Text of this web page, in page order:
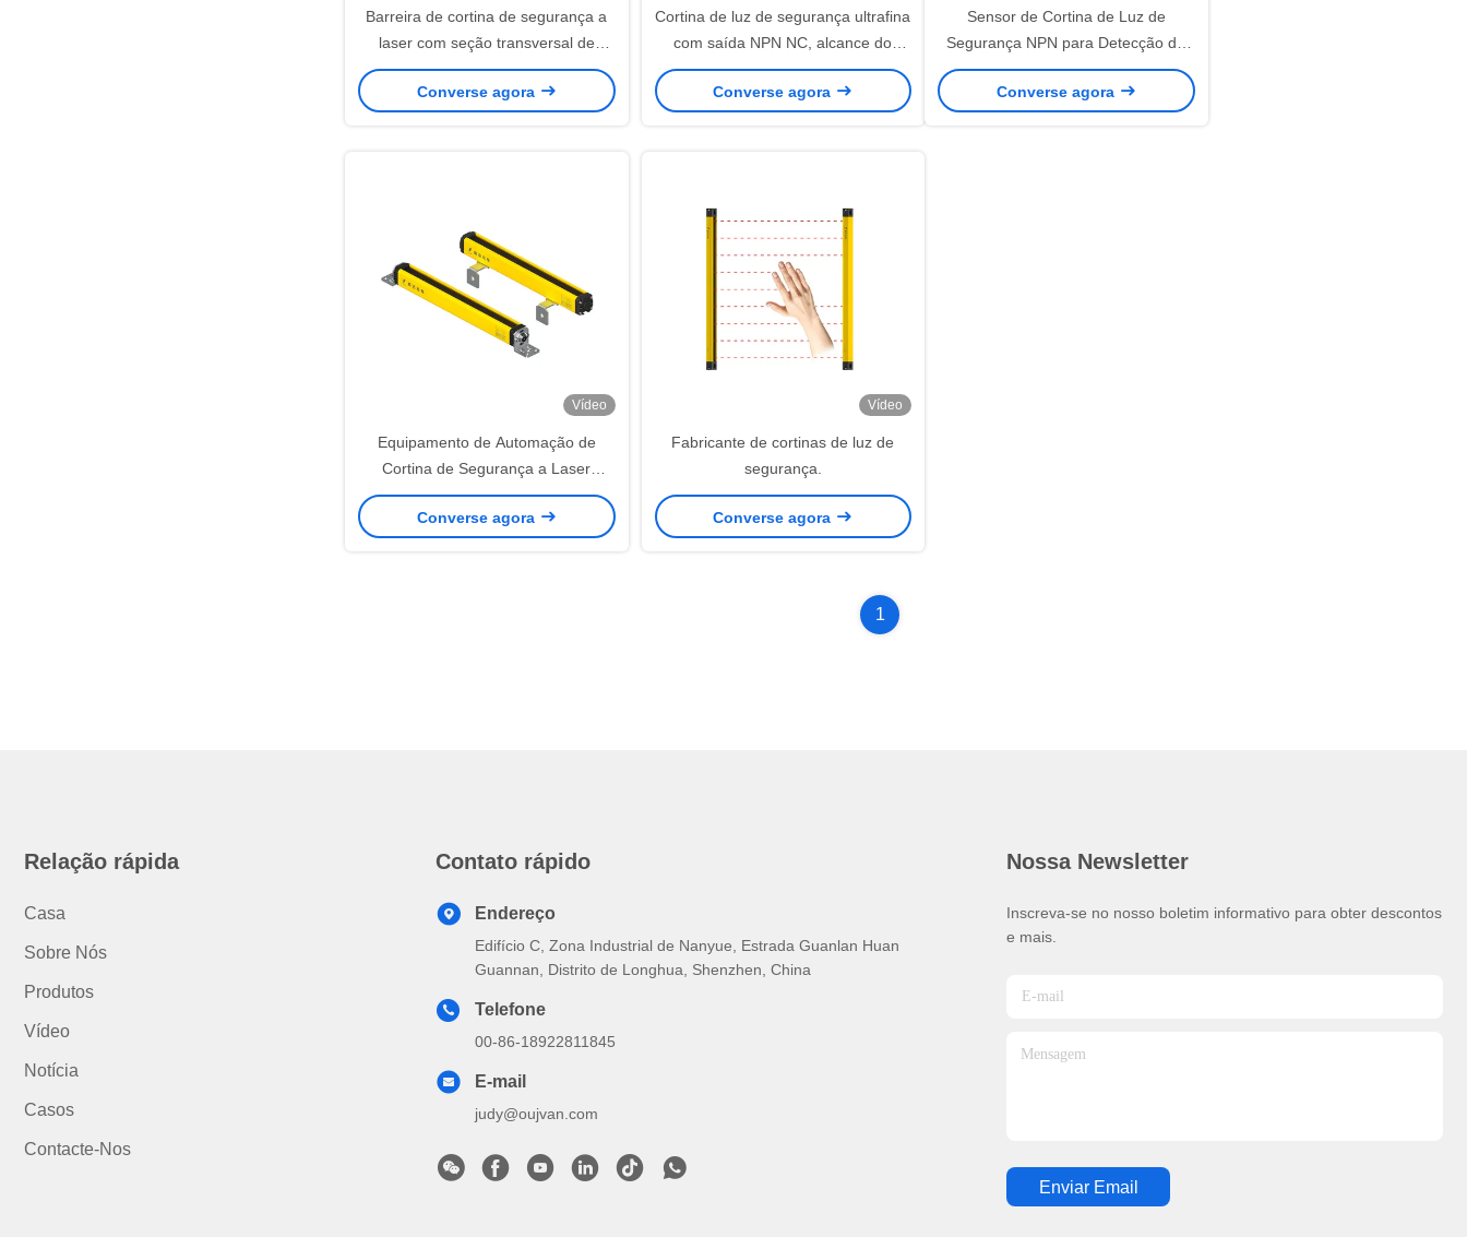
Barreira de cortina de segurança a
laser com seção transversal de
30*30mm, 56 feixes, distância de
proteção de 25M 30M, NPN/PNP
Converse agora
Cortina de luz de segurança ultrafina
com saída NPN NC, alcance do
sensor 0-3m, sensor de cortina de
luz para máquina
Converse agora
Sensor de Cortina de Luz de
Segurança NPN para Detecção de
Objetos em Correias
Transportadoras, Anti-Sísmico
Converse agora
Vídeo
Equipamento de Automação de
Cortina de Segurança a Laser
Personalizado para Proteção
Corporal e Resistência à
Converse agora
Vídeo
Fabricante de cortinas de luz de
segurança.
Converse agora
1
Relação rápida
Casa
Sobre Nós
Produtos
Vídeo
Notícia
Casos
Contacte-Nos
Contato rápido
Endereço
Edifício C, Zona Industrial de Nanyue, Estrada Guanlan Huan
Guannan, Distrito de Longhua, Shenzhen, China
Telefone
00-86-18922811845
E-mail
judy@oujvan.com
Nossa Newsletter
Inscreva-se no nosso boletim informativo para obter descontos
e mais.
Enviar Email